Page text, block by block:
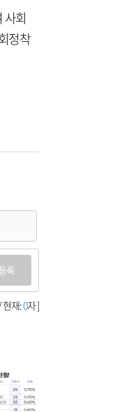
사회
정착
등록
현재:0자 ]